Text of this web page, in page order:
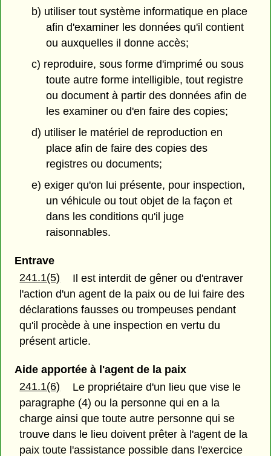
b) utiliser tout système informatique en place
afin d'examiner les données qu'il contient
ou auxquelles il donne accès;
c) reproduire, sous forme d'imprimé ou sous
toute autre forme intelligible, tout registre
ou document à partir des données afin de
les examiner ou d'en faire des copies;
d) utiliser le matériel de reproduction en
place afin de faire des copies des
registres ou documents;
e) exiger qu'on lui présente, pour inspection,
un véhicule ou tout objet de la façon et
dans les conditions qu'il juge
raisonnables.
Entrave
241.1(5)
Il est interdit de gêner ou d'entraver
l'action d'un agent de la paix ou de lui faire des
déclarations fausses ou trompeuses pendant
qu'il procède à une inspection en vertu du
présent article.
Aide apportée à l'agent de la paix
241.1(6)
Le propriétaire d'un lieu que vise le
paragraphe (4) ou la personne qui en a la
charge ainsi que toute autre personne qui se
trouve dans le lieu doivent prêter à l'agent de la
paix toute l'assistance possible dans l'exercice